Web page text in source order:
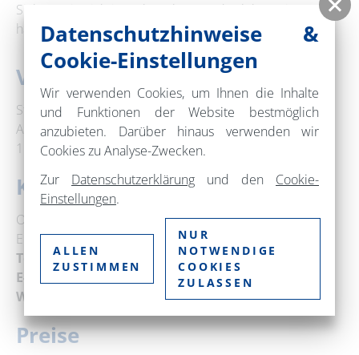
Sichern Sie sich jetzt Ihre Plätze und erleben Sie Musical
hautnah.
Veranstaltungsort
Stadthalle Hufeisenfabrik im Familiengarten
Am Alten Walzwerk 1
16227 Eberswalde (Barnimer Land)
Kontakt
On Tour Entertainment
Emsdettener Straße 10
Telefon:+49 0178-6932344
E-Mail:
info@ontour-entertainment.com
Web:
www.ontour-entertainment.com
Preise
Datenschutzhinweise &
Cookie-Einstellungen
Wir verwenden Cookies, um Ihnen die Inhalte
und Funktionen der Website bestmöglich
anzubieten. Darüber hinaus verwenden wir
Cookies zu Analyse-Zwecken.
Zur Datenschutzerklärung und den Cookie-
Einstellungen.
ALLEN
ZUSTIMMEN
NUR
NOTWENDIGE
COOKIES
ZULASSEN